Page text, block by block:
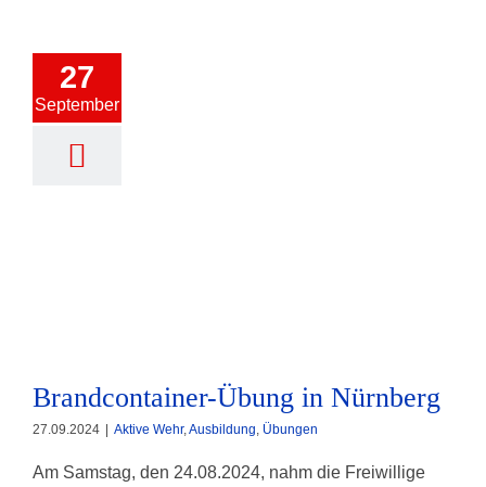
27
September
Brandcontainer-Übung in Nürnberg
27.09.2024 Aktive Wehr,Ausbildung, Übungen
Am Samstag, den 24.08.2024, nahm die Freiwillige